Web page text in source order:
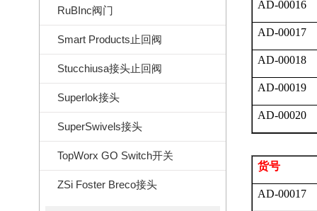
RuBInc阀门
Smart Products止回阀
Stucchiusa接头止回阀
Superlok接头
SuperSwivels接头
TopWorx GO Switch开关
ZSi Foster Breco接头
AD-00016
AD-00017
AD-00018
AD-00019
AD-00020
货号
AD-00017